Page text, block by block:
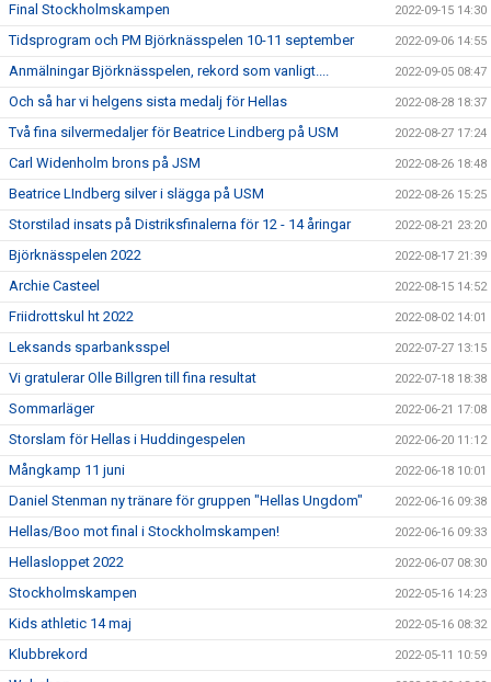
Final Stockholmskampen 2022-09-15 14:30
Tidsprogram och PM Björknässpelen 10-11 september 2022-09-06 14:55
Anmälningar Björknässpelen, rekord som vanligt.... 2022-09-05 08:47
Och så har vi helgens sista medalj för Hellas 2022-08-28 18:37
Två fina silvermedaljer för Beatrice Lindberg på USM 2022-08-27 17:24
Carl Widenholm brons på JSM 2022-08-26 18:48
Beatrice LIndberg silver i slägga på USM 2022-08-26 15:25
Storstilad insats på Distriksfinalerna för 12 - 14 åringar 2022-08-21 23:20
Björknässpelen 2022 2022-08-17 21:39
Archie Casteel 2022-08-15 14:52
Friidrottskul ht 2022 2022-08-02 14:01
Leksands sparbanksspel 2022-07-27 13:15
Vi gratulerar Olle Billgren till fina resultat 2022-07-18 18:38
Sommarläger 2022-06-21 17:08
Storslam för Hellas i Huddingespelen 2022-06-20 11:12
Mångkamp 11 juni 2022-06-18 10:01
Daniel Stenman ny tränare för gruppen "Hellas Ungdom" 2022-06-16 09:38
Hellas/Boo mot final i Stockholmskampen! 2022-06-16 09:33
Hellasloppet 2022 2022-06-07 08:30
Stockholmskampen 2022-05-16 14:23
Kids athletic 14 maj 2022-05-16 08:32
Klubbrekord 2022-05-11 10:59